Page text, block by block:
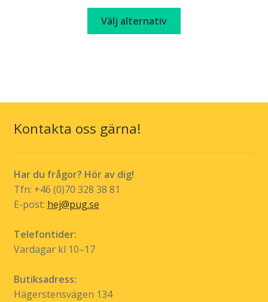
kan
på
Välj alternativ
De
Kontakta oss gärna!
Har du frågor? Hör av dig!
Tfn: +46 (0)70 328 38 81
E-post: hej@pug.se
Telefontider:
Vardagar kl 10–17
Butiksadress:
Hägerstensvägen 134